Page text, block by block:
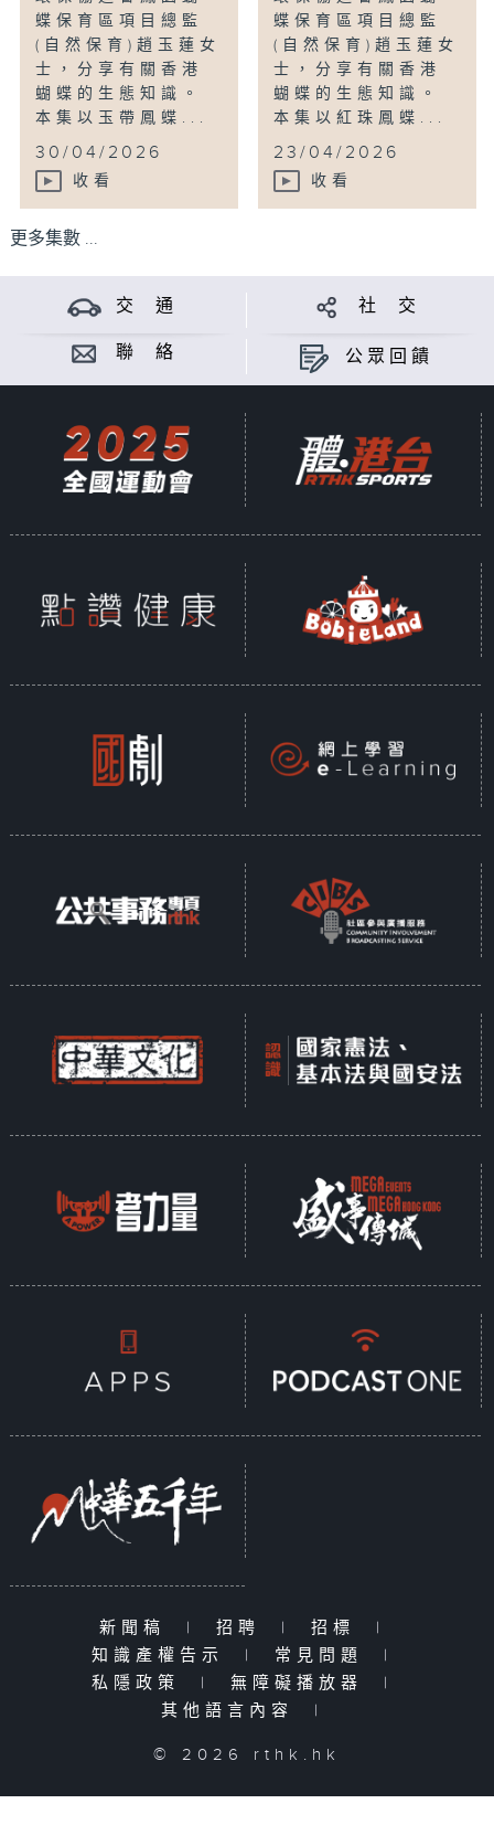
蝶保育區項目總監
(自然保育)趙玉蓮女
士，分享有關香港
蝴蝶的生態知識。
本集以玉帶鳳蝶...
30/04/2026
收看
蝶保育區項目總監
(自然保育)趙玉蓮女
士，分享有關香港
蝴蝶的生態知識。
本集以紅珠鳳蝶...
23/04/2026
收看
更多集數 ...
交 通 社 交
聯 絡 公眾回饋
新聞稿 | 招聘 | 招標
|
知識產權告示
| 常見問題
|
私隱政策
| 無障礙播放器
|
其他語言內容
|
© 2026 rthk.hk